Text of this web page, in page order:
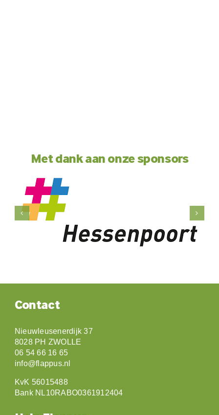
Contact
Nieuwleusenerdijk 37
8028 PH ZWOLLE
06 54 66 16 65
info@flappus.nl
KvK 56015488
Bank NL10RABO0361912404